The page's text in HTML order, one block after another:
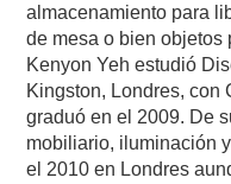
almacenamiento para
de mesa o bien objetos
Kenyon Yeh estudió
Kingston, Londres, con
graduó en el 2009. De
mobiliario, iluminación
el 2010 en Londres